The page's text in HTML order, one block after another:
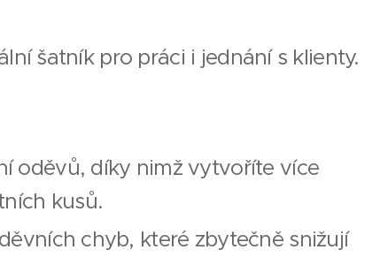
šatník pro práci i jednání s klienty.
oděvů, díky nimž vytvoříte více
kusů.
chyb, které zbytečně snižují